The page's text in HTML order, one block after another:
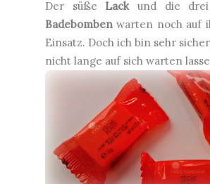
Der süße Lackund die
Badebombenwarten noch auf
Einsatz. Doch ich bin sehr
nicht lange auf sich warten